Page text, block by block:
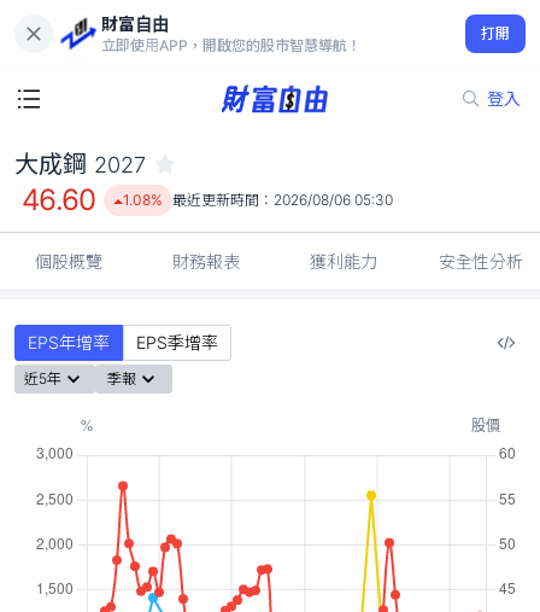
財富自由
立即使用APP，開啟您的股市智慧導航！
打開
登入
46.60
1.08%
大成鋼 2027
46.60 1.08% 最近更新時間： 2026/08/06 05:30
個股概覽 財務報表 獲利能力 安全性分析
EPS年增率 EPS季增率
近5年 季報